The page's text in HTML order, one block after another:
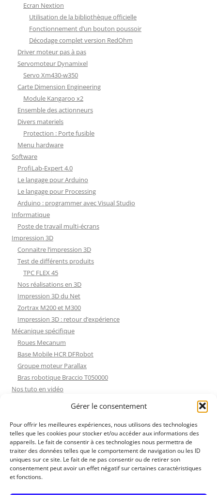
Gérer le consentement
Pour offrir les meilleures expériences, nous utilisons des technologies
telles que les cookies pour stocker et/ou accéder aux informations des
appareils. Le fait de consentir à ces technologies nous permettra de
traiter des données telles que le comportement de navigation ou les ID
uniques sur ce site. Le fait de ne pas consentir ou de retirer son
consentement peut avoir un effet négatif sur certaines caractéristiques
et fonctions.
Ecran Nextion
Utilisation de la bibliothèque officielle
Fonctionnement d’un bouton poussoir
Décodage complet version RedOhm
Driver moteur pas à pas
Servomoteur Dynamixel
Servo Xm430-w350
Carte Dimension Engineering
Module Kangaroo x2
Ensemble des actionneurs
Divers materiels
Protection : Porte fusible
Menu hardware
Software
ProfiLab-Expert 4.0
Le langage pour Arduino
Le langage pour Processing
Arduino : programmer avec Visual Studio
Informatique
Poste de travail multi-écrans
Impression 3D
Connaitre l’impression 3D
Test de différents produits
TPC FLEX 45
Nos réalisations en 3D
Impression 3D du Net
Zortrax M200 et M300
Impression 3D : retour d’expérience
Mécanique spécifique
Roues Mecanum
Base Mobile HCR DFRobot
Groupe moteur Parallax
Bras robotique Braccio T050000
Nos tuto en vidéo
Les Moteurs Pas à Pas
Projets Processing
Amélioration de l’habitat
Tir sportif
Fichiers dessin
Fichiers dessin